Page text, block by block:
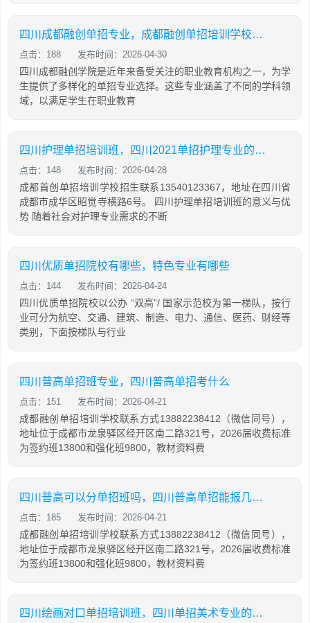
四川成都融创单招专业，成都融创单招培训学校怎么样
点击：188 发布时间：2026-04-30
四川成都融创学院是近年来备受关注的职业教育机构之一，为学
生提供了多样化的单招专业选择。这些专业涵盖了不同的学科领
域，以满足学生在职业教育
四川护理单招培训班，四川2021单招护理专业的学校
点击：148 发布时间：2026-04-28
成都首创单招培训学校招生联系13540123367，地址在四川省
成都市成华区昭觉寺横路6号。 四川护理单招培训班的意义与优
势 随着社会对护理专业需求的不断
四川优质单招院校有哪些，特色专业有哪些
点击：144 发布时间：2026-04-24
四川优质单招院校以公办 “双高”/ 国家示范校为第一梯队，按行
业可分为航空、交通、建筑、制造、电力、通信、医药、财经等
类别，下面按梯队与行业
四川普高单招班专业，四川普高单招考什么
点击：151 发布时间：2026-04-21
成都融创单招培训学校联系方式13882238412（微信同号），
地址位于成都市龙泉驿区经开区南二路321号，2026届收费标准
为签约班13800和强化班9800，教材资料费
四川普高可以分单招班吗，四川普高单招能报几个专业
点击：185 发布时间：2026-04-21
成都融创单招培训学校联系方式13882238412（微信同号），
地址位于成都市龙泉驿区经开区南二路321号，2026届收费标准
为签约班13800和强化班9800，教材资料费
四川绘画对口单招培训班，四川单招美术专业的学校哪些好些